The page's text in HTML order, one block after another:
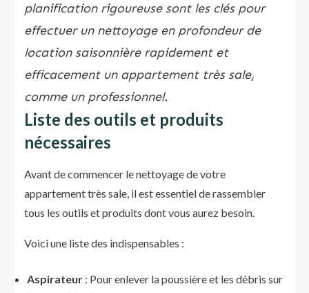
planification rigoureuse sont les clés pour
effectuer un nettoyage en profondeur de
location saisonnière rapidement et
efficacement un appartement très sale,
comme un professionnel.
Liste des outils et produits
nécessaires
Avant de commencer le nettoyage de votre
appartement très sale, il est essentiel de rassembler
tous les outils et produits dont vous aurez besoin.
Voici une liste des indispensables :
Aspirateur : Pour enlever la poussière et les débris sur